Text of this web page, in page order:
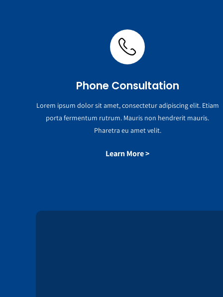
Phone Consultation
Lorem ipsum dolor sit amet, consectetur adipiscing elit. Etiam
porta fermentum rutrum. Mauris non hendrerit mauris.
Pharetra eu amet velit.
Learn More >